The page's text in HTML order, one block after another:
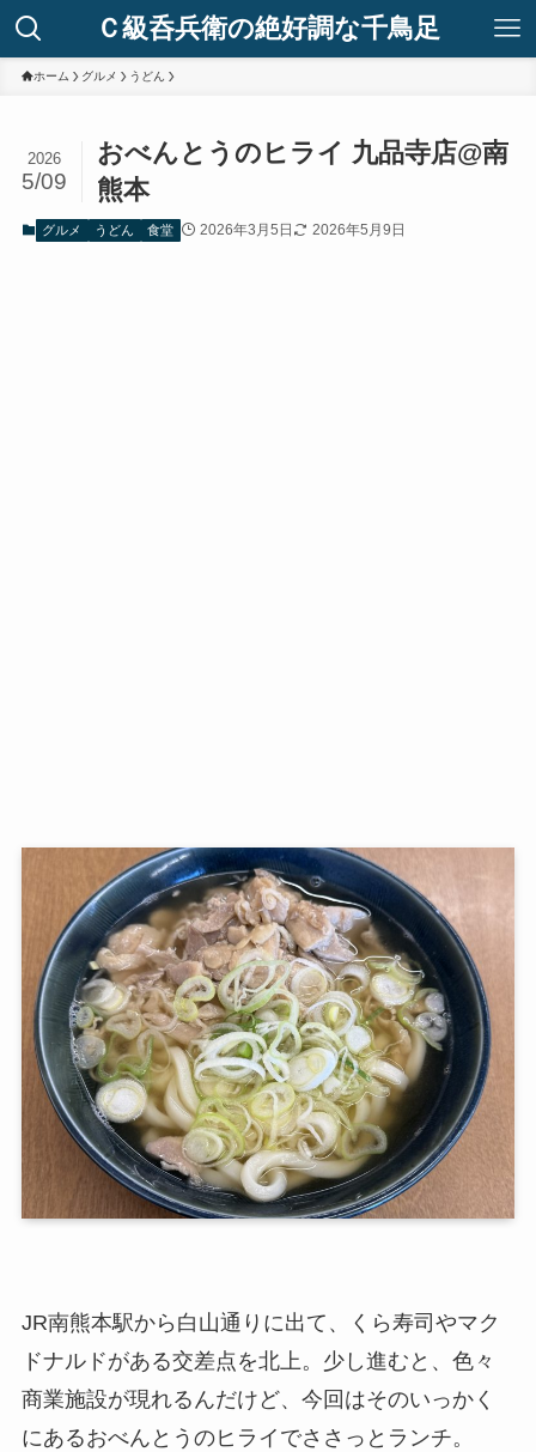
Ｃ級呑兵衛の絶好調な千鳥足
ホーム グルメ うどん
おべんとうのヒライ 九品寺店@南
熊本
2026
5/09
グルメ うどん 食堂 2026年3月5日 2026年5月9日
JR南熊本駅から白山通りに出て、くら寿司やマク
ドナルドがある交差点を北上。少し進むと、色々
商業施設が現れるんだけど、今回はそのいっかく
にあるおべんとうのヒライでささっとランチ。